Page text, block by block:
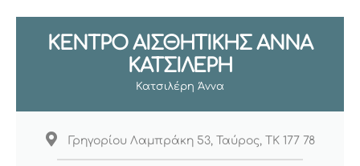
ΚΕΝΤΡΟ ΑΙΣΘΗΤΙΚΗΣ ΑΝΝΑ
ΚΑΤΣΙΛΕΡΗ
Κατσιλέρη Άννα
Γρηγορίου Λαμπράκη 53, Ταύρος, ΤΚ 177 78